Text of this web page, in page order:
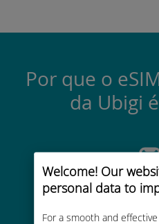
Welcome! Our
personal data to
For a smooth and
Por que o
da Ubigi
Ativação